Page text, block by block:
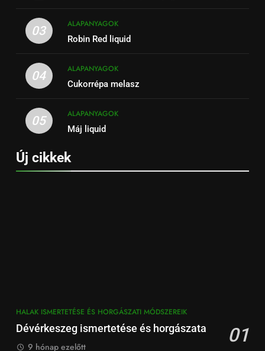
03
ALAPANYAGOK
Robin Red liquid
04
ALAPANYAGOK
Cukorrépa melasz
05
ALAPANYAGOK
Máj liquid
Új cikkek
HALAK ISMERTETÉSE ÉS HORGÁSZATI MÓDSZEREIK
Dévérkeszeg ismertetése és horgászata 01
9 hónap ezelőtt